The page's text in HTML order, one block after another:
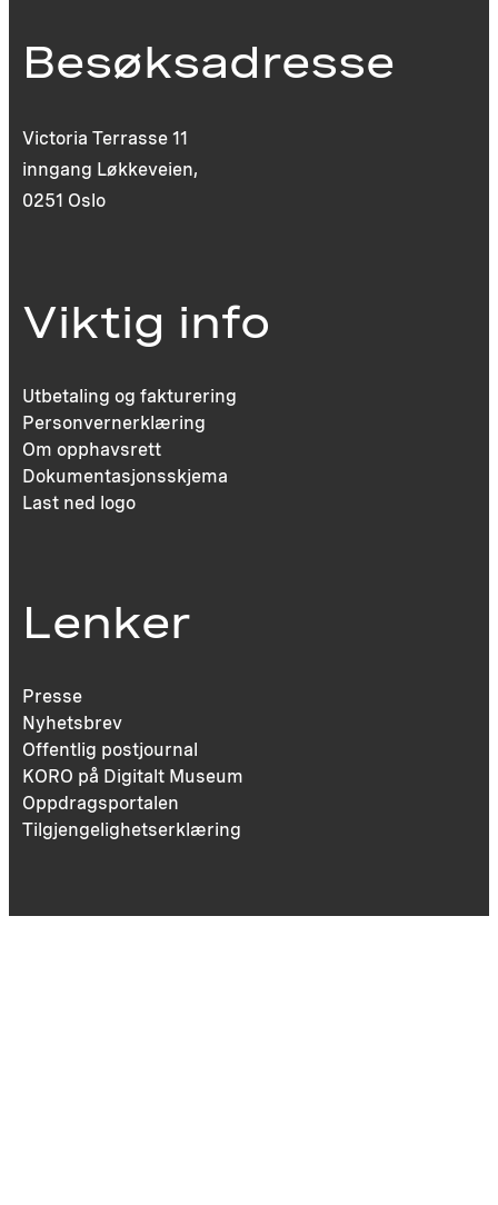
Besøksadresse
Victoria Terrasse 11
inngang Løkkeveien,
0251 Oslo
Viktig info
Utbetaling og fakturering
Personvernerklæring
Om opphavsrett
Dokumentasjonsskjema
Last ned logo
Lenker
Presse
Nyhetsbrev
Offentlig postjournal
KORO på Digitalt Museum
Oppdragsportalen
Tilgjengelighetserklæring